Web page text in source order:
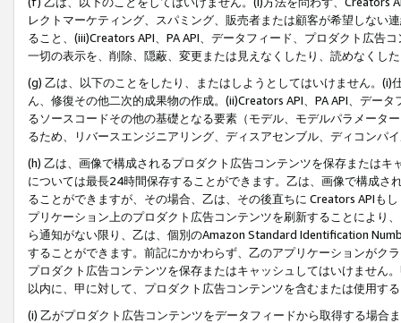
レクトマーケティング、スパミング、販売者または顧客が希望しない
ること、(iii)Creators API、PA API、データフィード、プロダクト広告
一切の表示を、削除、隠蔽、変更または見えなくしたり、読めなくし
(g) 乙は、以下のことをしたり、またはしようとしてはいけません。
ん、修復その他二次的成果物の作成。(ii)Creators API、PA API、デー
るソースコードその他の基礎となる要素（モデル、モデルパラメータ
るため、リバースエンジニアリング、ディスアセンブル、ディコンパ
(h) 乙は、画像で構成されるプロダクト広告コンテンツを保存または
については最長24時間保存することができます。乙は、画像で構成
ることができますが、その場合、乙は、その後直ちに Creators APIも
プリケーション上のプロダクト広告コンテンツを刷新することにより
ら通知がない限り、乙は、個別のAmazon Standard Identification
することができます。前記にかかわらず、乙のアプリケーションがク
プロダクト広告コンテンツを保存またはキャッシュしてはいけません
以内に、甲に対して、プロダクト広告コンテンツを含むまたは使用す
(i) 乙がプロダクト広告コンテンツをデータフィードから取得する場合